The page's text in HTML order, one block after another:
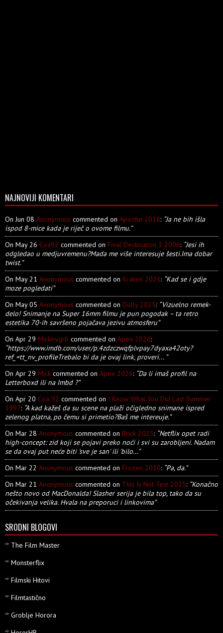
NAJNOVIJI KOMENTARI
On Jun 08 Anonymous commented on Apostle 2018: “Ja ne bih išla
ispod 8-mice kada je riječ o ovome filmu.”
On May 26 Coa92 commented on Final Destination 3 2006: “Jesi ih
odgledao u medjuvremenu?Mada me više interesuje šesti.Ima dobar
twist.”
On May 21 Anonymous commented on Kraken 2026: “Kad se i gdje
moze pogledati”
On May 05 Anonymous commented on Dolly 2025: “Vizuelno remek-
delo! Snimanje na Super 16mm filmu je pun pogodak – ta retro
estetika 70-ih savršeno pojačava jezivu atmosferu”
On Apr 29 Mickeygrb commented on Apex 2026:
“https://www.imdb.com/user/p.4zdzczwqfplvpay7dyaxa42oty?
ref_=tt_nv_profileTrebalo bi da je ovaj link, proveri... ”
On Apr 29 Mick commented on Apex 2026: “Da li imaš profil na
Letterboxd ili na Imbd ?”
On Apr 20 Coa 92 commented on I Know What You Did Last Summer
1997: “A kad kažeš da su scene na plaži očigledno snimane ispred
zelenog platna, po čemu si primetio?Baš me intereuje.”
On Mar 28 Anonymous commented on Brick 2025: “Netflix opet radi
high-concept: zid koji se pojavi preko noći i svi su zarobljeni. Nadam
se da ovaj put neće biti 'sve je san' ili 'bilo…”
On Mar 22 Anonymous commented on Frozen 2010: “Pa, da.”
On Mar 21 Anonymous commented on This Is Not Test 2025: “Konačno
nešto novo od MacDonalda! Slasher serija je bila top, tako da su
očekivanja velika. Hvala na preporuci i linkovima”
SRODNI BLOGOVI
The Film Master
Monsterflix
Filmski Hitovi
Filmtastično
Groblje Horora